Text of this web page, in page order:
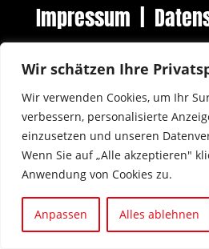
Wir schätzen Ihre
Wir verwenden Cookies, um Ihr
verbessern, personalisierte
einzusetzen und unseren
Wenn Sie auf „Alle akzeptieren"
Anwendung von Cookies zu.
Anpassen Alles ablehnen
Impressum |